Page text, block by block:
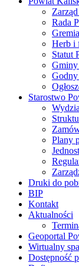
Rada
Herb i
Statut
Gminy
Starostwo
Plany
Druki do
BIP
Kontakt
Aktualności
Geoportal
Wirtualny
Dostępność